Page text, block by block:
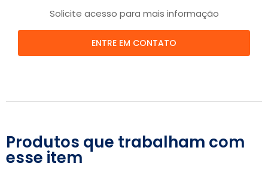
Solicite acesso para mais informação
ENTRE EM CONTATO
Produtos que trabalham com
esse item